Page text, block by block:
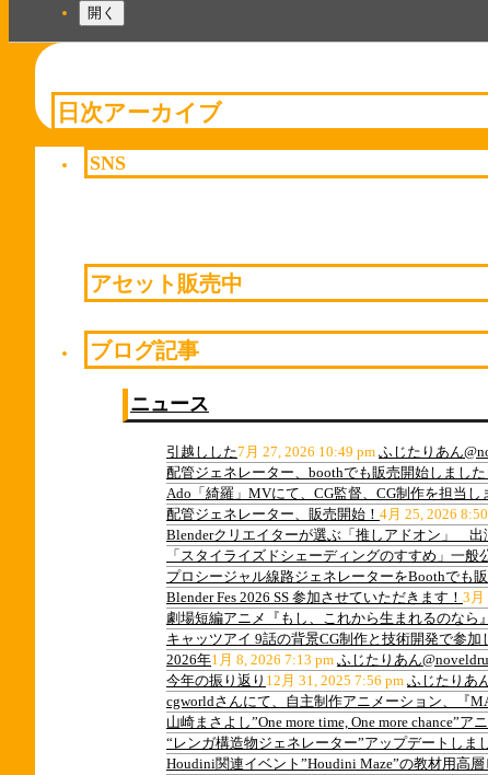
開く
日次アーカイブ
SNS
アセット販売中
ブログ記事
ニュース
引越しした7月 27, 2026 10:49 pm ふじたりあん
配管ジェネレーター、boothでも販売開始しました
Ado「綺羅」MVにて、CG監督、CG制作を担当し
配管ジェネレーター、販売開始！ 4月 25, 2026
Blenderクリエイターが選ぶ「推しアドオン」 出
「スタイライズドシェーディングのすすめ」一般
プロシージャル線路ジェネレーターをBoothでも
Blender Fes 2026 SS 参加させていただきます！ 3月
劇場短編アニメ『もし、これから生まれるのなら
キャッツアイ 9話の背景CG制作と技術開発で参加
2026年1月 8, 2026 7:13 pm ふじたりあん
今年の振り返り 12月 31, 2025 7:56 pm ふじたりあ
cgworldさんにて、自主制作アニメーション、『
山崎まさよし”One more time, One more chance”
“レンガ構造物ジェネレーター”アップデートしま
Houdini関連イベント”Houdini Maze”の教材用高